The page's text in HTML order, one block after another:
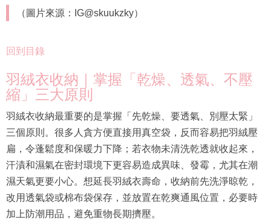
（圖片來源：IG@skuukzky）
回到目錄
羽絨衣收納｜掌握「乾燥、透氣、不壓
縮」三大原則
羽絨衣收納最重要的是掌握「先乾燥、要透氣、別壓太緊」
三個原則。很多人貪方便直接用真空袋，反而容易把羽絨壓
扁，令蓬鬆度和保暖力下降；若衣物未清洗乾透就收起來，
汗漬和濕氣在密封環境下更容易造成異味、發霉，尤其在潮
濕天氣更要小心。想延長羽絨衣壽命，收納前先洗淨晾乾，
改用透氣袋或棉布袋保存，並放置在乾爽通風位置，必要時
加上防潮用品，避免重物長期擠壓。